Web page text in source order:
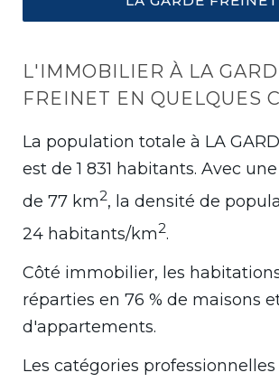
L'IMMOBILIER À LA
FREINET EN QUELQUES
La population totale à LA
est de 1 831 habitants. Avec
de 77 km2, la densité de
24 habitants/km2.
Côté immobilier, les
réparties en 76 % de maisons
d'appartements.
Les catégories